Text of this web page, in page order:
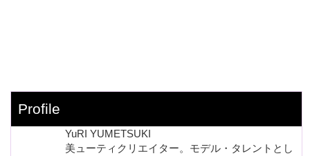
Profile
YuRI YUMETSUKI
美ューティクリエイター。モデル・タレントとし